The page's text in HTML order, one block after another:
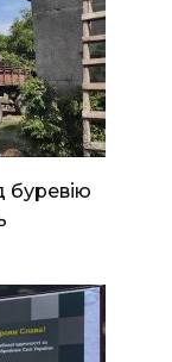
буревію